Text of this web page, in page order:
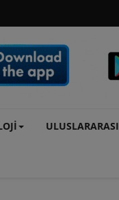
ULUSLARARASI